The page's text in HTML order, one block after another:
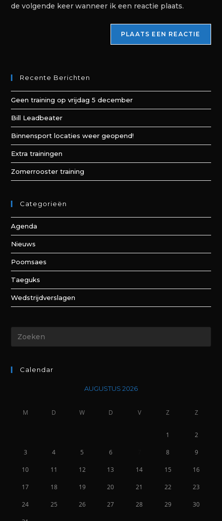
de volgende keer wanneer ik een reactie plaats.
Recente Berichten
Geen training op vrijdag 5 december
Bill Leadbeater
Binnensport locaties weer geopend!
Extra trainingen
Zomerrooster training
Categorieën
Agenda
Nieuws
Poomsaes
Taeguks
Wedstrijdverslagen
Calendar
AUGUSTUS 2026
M D W D V Z Z
1 2
3 4 5 6 8 9
10 11 12 13 14 15 16
17 18 19 20 21 22 23
24 25 26 27 28 29 30